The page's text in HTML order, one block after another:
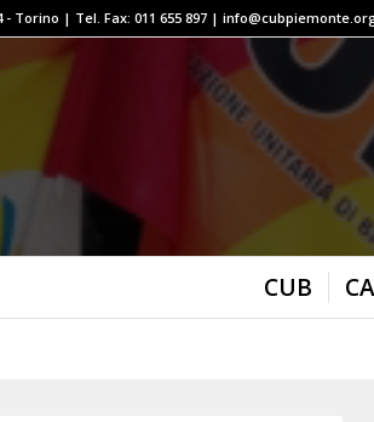
- Torino | Tel. Fax: 011 655 897 |
CUB